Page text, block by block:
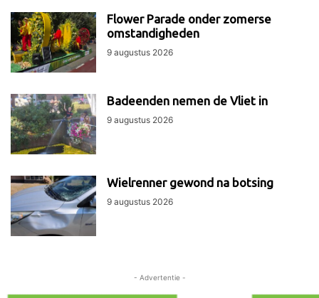
Flower Parade onder zomerse
omstandigheden
9 augustus 2026
Badeenden nemen de Vliet in
9 augustus 2026
Wielrenner gewond na botsing
9 augustus 2026
- Advertentie -